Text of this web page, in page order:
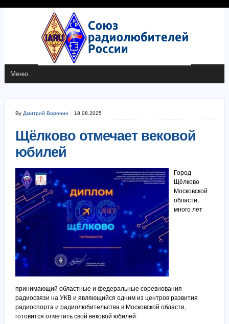
By Дмитрий Воронин 18.08.2025
Щёлково отмечает вековой
юбилей
Город
Щёлково
Московской
области,
много лет
принимающий областные и федеральные соревнования
радиосвязи на УКВ и являющийся одним из центров развития
радиоспорта и радиолюбительства в Московской области,
готовится отметить свой вековой юбилей: